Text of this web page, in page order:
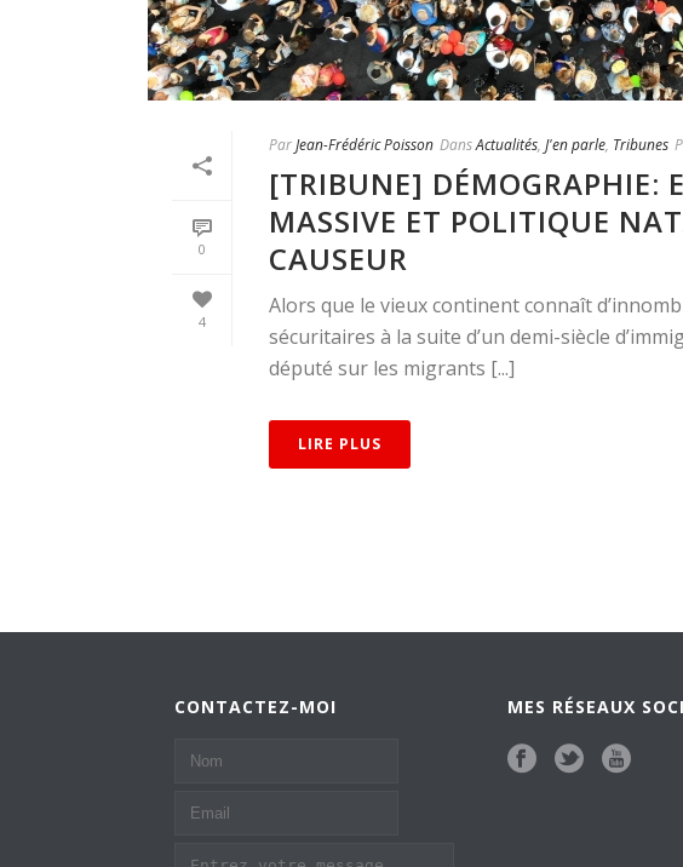
0
4
ParJean-Frédéric Poisson DansActualités, J'en parle, Tribunes
[TRIBUNE] DÉMOGRAPHIE:
MASSIVE ET POLITIQUE
CAUSEUR
Alors que le vieux continent connaît
sécuritaires à la suite d’un demi-siècle
député sur les migrants [...]
LIRE PLUS
CONTACTEZ-MOI MES RÉSEAUX